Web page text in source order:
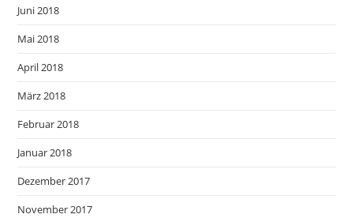
Juni 2018
Mai 2018
April 2018
März 2018
Februar 2018
Januar 2018
Dezember 2017
November 2017